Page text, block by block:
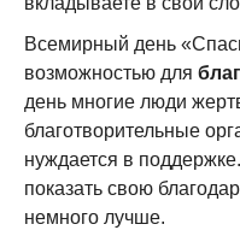
Всемирный день
возможностью для
день многие люди
благотворительные
нуждается в
показать свою
немного лучше.